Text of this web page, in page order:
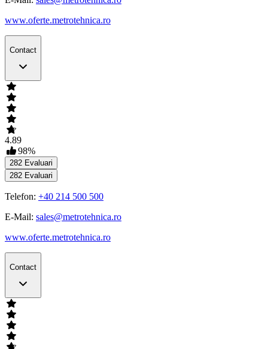
www.oferte.metrotehnica.ro
Contact
4.89
98%
282 Evaluari
282 Evaluari
Telefon: +40 214 500 500
E-Mail: sales@metrotehnica.ro
www.oferte.metrotehnica.ro
Contact